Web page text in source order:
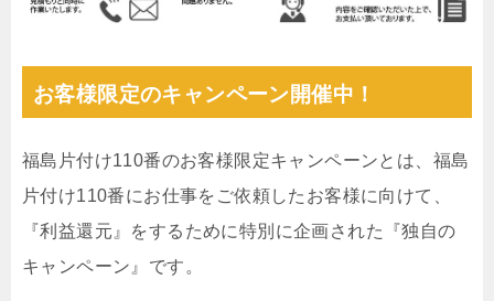
お客様限定のキャンペーン開催中！
福島片付け110番のお客様限定キャンペーンとは、福島
片付け110番にお仕事をご依頼したお客様に向けて、
『利益還元』をするために特別に企画された『独自の
キャンペーン』です。